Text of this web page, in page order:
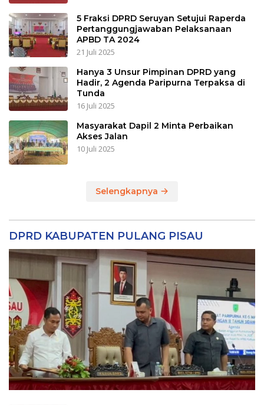
5 Fraksi DPRD Seruyan Setujui Raperda
Pertanggungjawaban Pelaksanaan
APBD TA 2024
21 Juli 2025
Hanya 3 Unsur Pimpinan DPRD yang
Hadir, 2 Agenda Paripurna Terpaksa di
Tunda
16 Juli 2025
Masyarakat Dapil 2 Minta Perbaikan
Akses Jalan
10 Juli 2025
Selengkapnya
DPRD KABUPATEN PULANG PISAU